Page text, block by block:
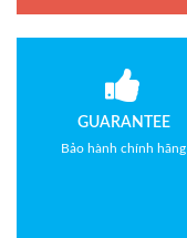
GUARANTEE
Bảo hành chính hãng